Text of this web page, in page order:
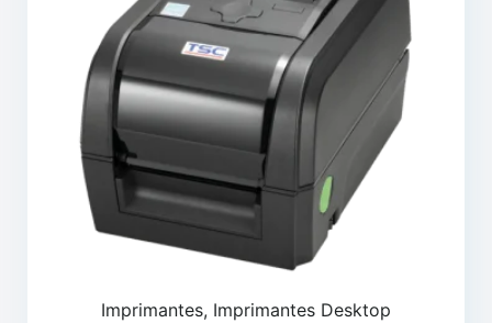
Imprimantes, Imprimantes Desktop